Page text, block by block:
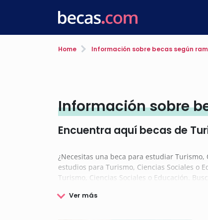
Home Información sobre becas según
Información sobre
Encuentra aquí becas de
¿Necesitas una beca para estudiar
estudios para Turismo, Ciencias Sociales o
Turismo, Ciencias Sociales o Educación.